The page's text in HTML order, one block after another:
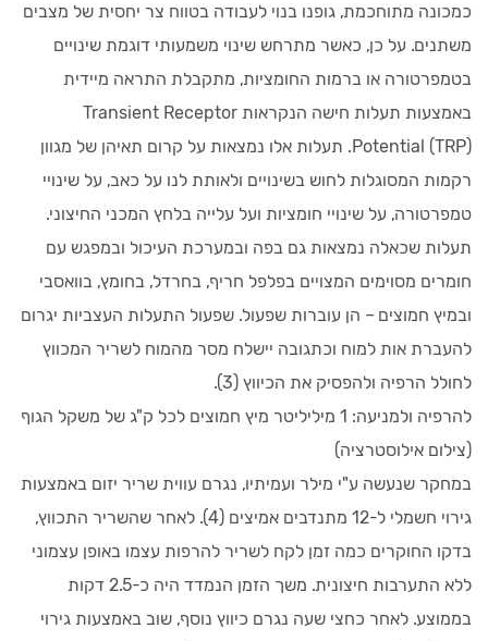
כמכונה מתוחכמת, גופנו בנוי לעבודה בטווח צר יחסית של מצבים
משתנים. על כן, כאשר מתרחש שינוי משמעותי דוגמת שינויים
בטמפרטורה או ברמות החומציות, מתקבלת התראה מיידית
באמצעות תעלות חישה הנקראות Transient Receptor
Potential (TRP). תעלות אלו נמצאות על קרום תאיהן של מגוון
רקמות המסוגלות לחוש בשינויים ולאותת לנו על כאב, על שינויי
טמפרטורה, על שינויי חומציות ועל עלייה בלחץ המכני החיצוני.
תעלות שכאלה נמצאות גם בפה ובמערכת העיכול ובמפגש עם
חומרים מסוימים המצויים בפלפל חריף, בחרדל, בחומץ, בוואסבי
ובמיץ חמוצים – הן עוברות שפעול. שפעול התעלות העצביות יגרום
להעברת אות למוח וכתגובה יישלח מסר מהמוח לשריר המכווץ
לחולל הרפיה ולהפסיק את הכיווץ (3).
להרפיה ולמניעה: 1 מיליליטר מיץ חמוצים לכל ק"ג של משקל הגוף
(צילום אילוסטרציה)
במחקר שנעשה ע"י מילר ועמיתיו, נגרם עווית שריר יזום באמצעות
גירוי חשמלי ל-12 מתנדבים אמיצים (4). לאחר שהשריר התכווץ,
בדקו החוקרים כמה זמן לקח לשריר להרפות עצמו באופן עצמוני
ללא התערבות חיצונית. משך הזמן הנמדד היה כ-2.5 דקות
בממוצע. לאחר כחצי שעה נגרם כיווץ נוסף, שוב באמצעות גירוי